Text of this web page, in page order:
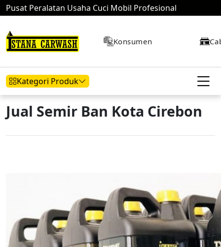
Pusat Peralatan Usaha Cuci Mobil Profesional
Konsumen
Kategori Produk
Hidrolik Mobil Hidrolik Motor Kompresor
Jual Semir Ban Kota Cirebon